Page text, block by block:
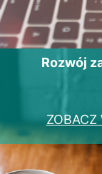
Rozwój
ZOBACZ